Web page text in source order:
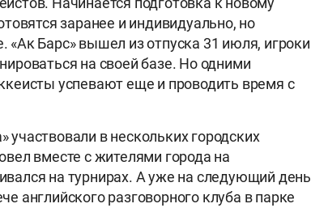
заранее и индивидуально, но
Барс» вышел из отпуска 31 июля, игроки
на своей базе. Но одними
успевают еще и проводить время с
в нескольких городских
вместе с жителями города на
на турнирах. А уже на следующий день
английского разговорного клуба в парке